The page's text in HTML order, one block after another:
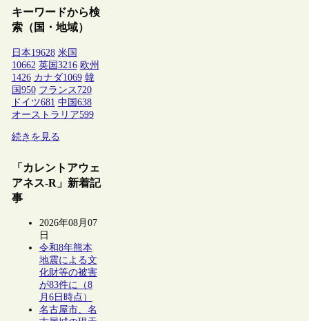
キーワードから検
索（国・地域）
日本19628 米国
10662 英国3216 欧州
1426 カナダ1069 韓
国950 フランス 720
ドイツ681 中国638
オーストラリア599
続きを見る
「カレントアウェ
アネス-R」新着記
事
2026年08月07
日
令和8年熊本
地震による文
化財等の被害
が83件に（8
月6日時点）
名古屋市、名